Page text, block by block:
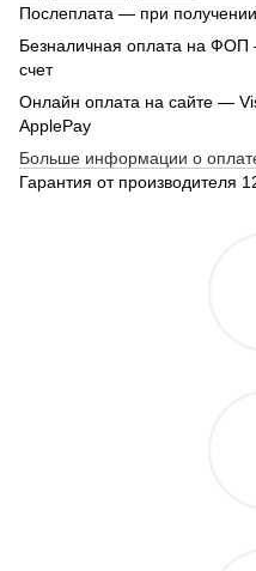
Послеплата — при получении
Безналичная оплата на ФОП
счет
Онлайн оплата на сайте —
ApplePay
Больше информации о
Гарантия от производителя